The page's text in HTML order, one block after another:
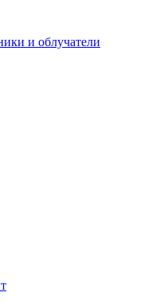
и облучатели